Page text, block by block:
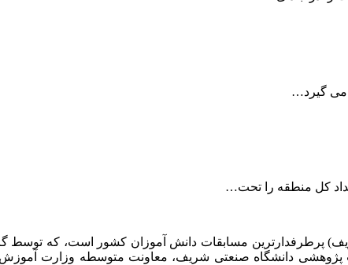
کل منطقه را تحت…
پرطرفدارترین مسابقات دانش آموزان کشور است، که توسط
پژوهشی دانشگاه صنعتی شریف، معاونت متوسطه وزارت